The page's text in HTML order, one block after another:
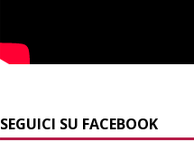
SEGUICI SU FACEBOOK